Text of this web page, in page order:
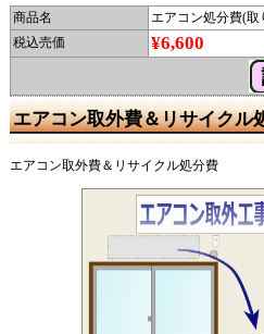
商品名
エアコン処分費(
税込売価
¥6,600
エアコン取外費＆リサイクル
エアコン取外費＆リサイクル処分費